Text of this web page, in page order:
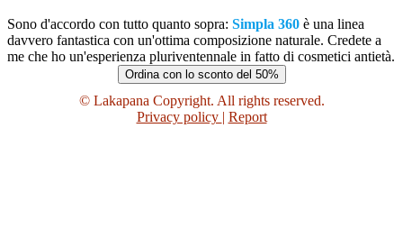
Sono d'accordo con tutto quanto sopra: Simpla 360 è una linea
davvero fantastica con un'ottima composizione naturale. Credete a
me che ho un'esperienza pluriventennale in fatto di cosmetici antietà.
Ordina con lo sconto del 50%
© Lakapana Copyright. All rights reserved.
Privacy policy | Report